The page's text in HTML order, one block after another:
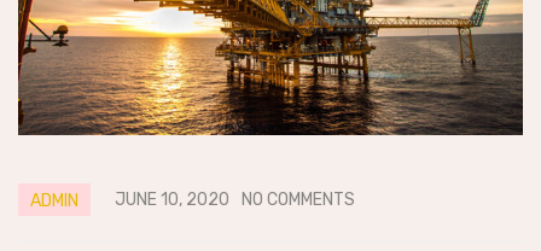
ADMIN JUNE 10, 2020 NO COMMENTS